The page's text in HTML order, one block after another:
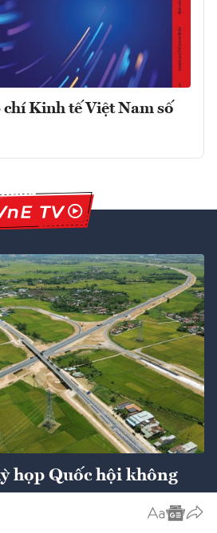
Kinh tế Việt Nam số
họp Quốc hội không
nhất